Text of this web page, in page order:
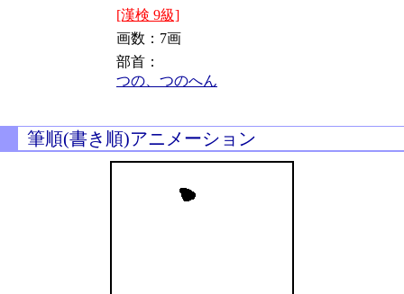
[漢検 9級]
画数：7画
部首：
つの、つのへん
筆順(書き順)アニメーション